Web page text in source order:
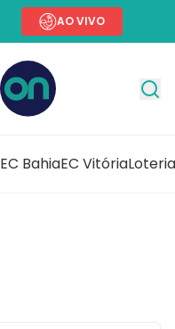
AO VIVO
EC BahiaEC Vitória